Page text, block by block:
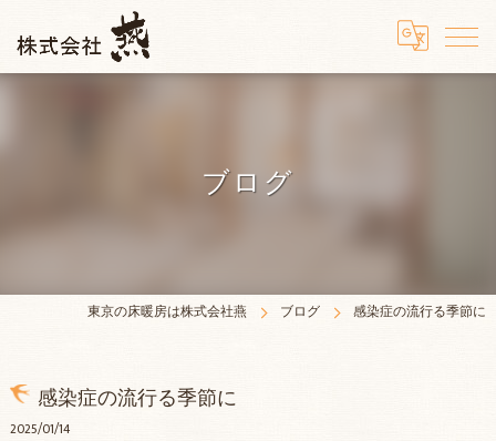
ブログ
東京の床暖房は株式会社燕 ブログ 感染症の流行る季節に
感染症の流行る季節に
2025/01/14